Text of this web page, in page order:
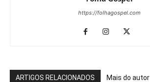
https://folhagospel.com
ARTIGOS RELACIONADOS Mais do autor